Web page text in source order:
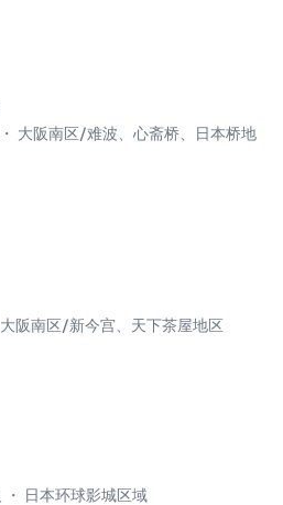
・ 大阪南区/难波、心斋桥、日本桥地
大阪南区/新今宫、天下茶屋地区
・
日本环球影城区域